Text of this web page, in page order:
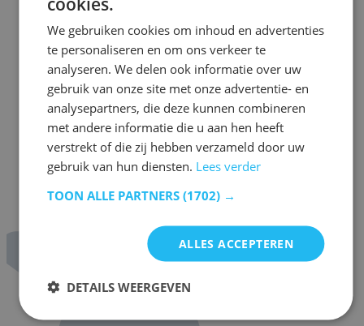
We gebruiken cookies om inhoud en advertenties
te personaliseren en om ons verkeer te
analyseren. We delen ook informatie over uw
gebruik van onze site met onze advertentie- en
analysepartners, die deze kunnen combineren
met andere informatie die u aan hen heeft
verstrekt of die zij hebben verzameld door uw
gebruik van hun diensten. Lees verder
TOON ALLE PARTNERS (1702) →
ALLES ACCEPTEREN
DETAILS WEERGEVEN